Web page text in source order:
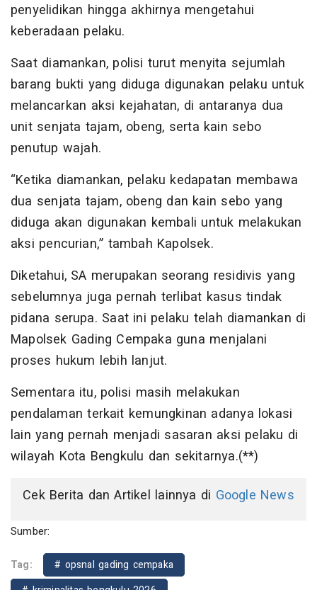
penyelidikan hingga akhirnya mengetahui
keberadaan pelaku.
Saat diamankan, polisi turut menyita sejumlah
barang bukti yang diduga digunakan pelaku untuk
melancarkan aksi kejahatan, di antaranya dua
unit senjata tajam, obeng, serta kain sebo
penutup wajah.
“Ketika diamankan, pelaku kedapatan membawa
dua senjata tajam, obeng dan kain sebo yang
diduga akan digunakan kembali untuk melakukan
aksi pencurian,” tambah Kapolsek.
Diketahui, SA merupakan seorang residivis yang
sebelumnya juga pernah terlibat kasus tindak
pidana serupa. Saat ini pelaku telah diamankan di
Mapolsek Gading Cempaka guna menjalani
proses hukum lebih lanjut.
Sementara itu, polisi masih melakukan
pendalaman terkait kemungkinan adanya lokasi
lain yang pernah menjadi sasaran aksi pelaku di
wilayah Kota Bengkulu dan sekitarnya.(**)
Cek Berita dan Artikel lainnya di Google News
Sumber:
Tag:
# opsnal gading cempaka